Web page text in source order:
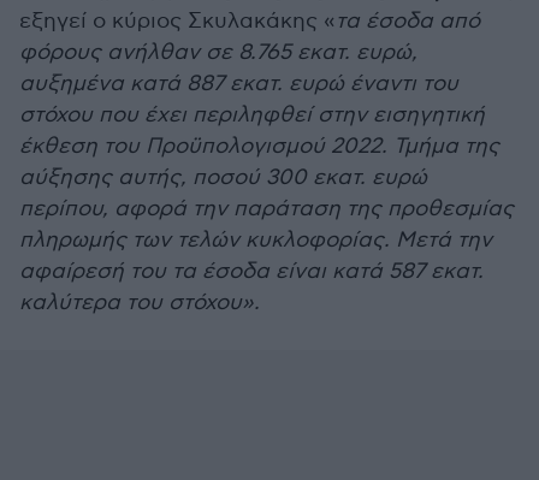
εξηγεί ο κύριος Σκυλακάκης « τα έσοδα από
φόρους ανήλθαν σε 8.765 εκατ. ευρώ,
αυξημένα κατά 887 εκατ. ευρώ έναντι του
στόχου που έχει περιληφθεί στην εισηγητική
έκθεση του Προϋπολογισμού 2022. Τμήμα της
αύξησης αυτής, ποσού 300 εκατ. ευρώ
περίπου, αφορά την παράταση της προθεσμίας
πληρωμής των τελών κυκλοφορίας. Μετά την
αφαίρεσή του τα έσοδα είναι κατά 587 εκατ.
καλύτερα του στόχου».